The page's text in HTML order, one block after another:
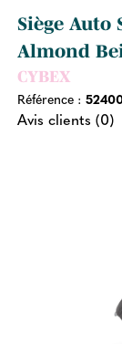
Siège Auto
Almond
CYBEX
Référence :
Avis clients (0)